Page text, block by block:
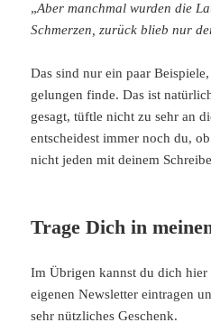
„Aber manchmal wurden die
Schmerzen, zurück blieb nur
Das sind nur ein paar
gelungen finde. Das ist
gesagt, tüftle nicht zu sehr an
entscheidest immer noch du,
nicht jeden mit deinem
Trage Dich in
Im Übrigen kannst du dich
eigenen Newsletter eintragen
sehr nützliches Geschenk.